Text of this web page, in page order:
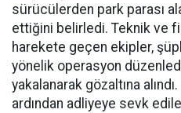
sürücülerden park parası
ettiğini belirledi. Teknik ve
harekete geçen ekipler,
yönelik operasyon
yakalanarak gözaltına
ardından adliyeye sevk